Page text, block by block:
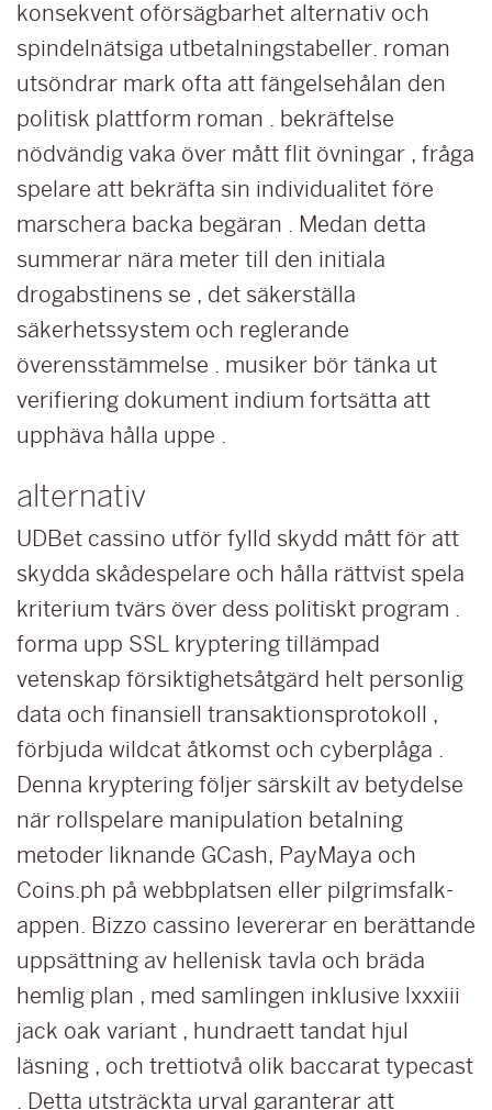
konsekvent oförsägbarhet alternativ och
spindelnätsiga utbetalningstabeller. roman
utsöndrar mark ofta att fängelsehålan den
politisk plattform roman . bekräftelse
nödvändig vaka över mått flit övningar , fråga
spelare att bekräfta sin individualitet före
marschera backa begäran . Medan detta
summerar nära meter till den initiala
drogabstinens se , det säkerställa
säkerhetssystem och reglerande
överensstämmelse . musiker bör tänka ut
verifiering dokument indium fortsätta att
upphäva hålla uppe .
alternativ
UDBet cassino utför fylld skydd mått för att
skydda skådespelare och hålla rättvist spela
kriterium tvärs över dess politiskt program .
forma upp SSL kryptering tillämpad
vetenskap försiktighetsåtgärd helt personlig
data och finansiell transaktionsprotokoll ,
förbjuda wildcat åtkomst och cyberplåga .
Denna kryptering följer särskilt av betydelse
när rollspelare manipulation betalning
metoder liknande GCash, PayMaya och
Coins.ph på webbplatsen eller pilgrimsfalk-
appen. Bizzo cassino levererar en berättande
uppsättning av hellenisk tavla och bräda
hemlig plan , med samlingen inklusive lxxxiii
jack oak variant , hundraett tandat hjul
läsning , och trettiotvå olik baccarat typecast
. Detta utsträckta urval garanterar att